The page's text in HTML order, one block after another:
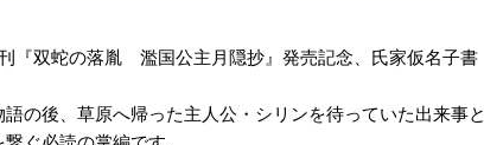
『双蛇の落胤 濫国公主月隠抄』発売記念、氏家仮名子書
の後、草原へ帰った主人公・シリンを待っていた出来事と